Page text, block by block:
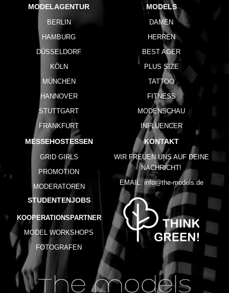
MODELAGENTUR
BERLIN
HAMBURG
DÜSSELDORF
KÖLN
MÜNCHEN
HANNOVER
STUTTGART
FRANKFURT
MODELS
DAMEN
HERREN
BEST AGER
PLUS SIZE
TATTOO
FITNESS
MODENSCHAU
INFLUENCER
MESSEHOSTESSEN
GRID GIRLS
PROMOTION
MODERATOREN
STUDENTENJOBS
KOOPERATIONSPARTNER
MODEL WORKSHOPS
FOTOGRAFEN
KONTAKT
WIR FREUEN UNS AUF DEINE
NACHRICHT!
EMAIL: info@the-models.de